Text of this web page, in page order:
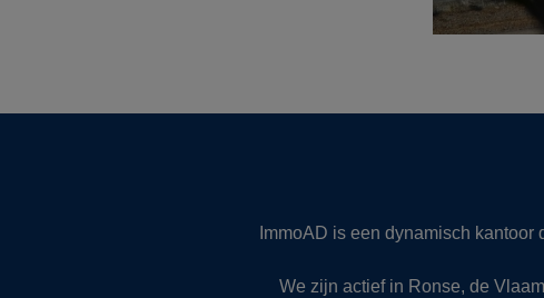
ImmoAD is een dynamisch
We zijn actief in Ronse, de